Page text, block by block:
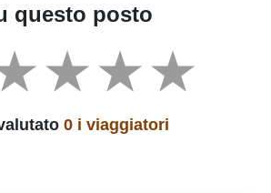
questo posto
0 i viaggiatori